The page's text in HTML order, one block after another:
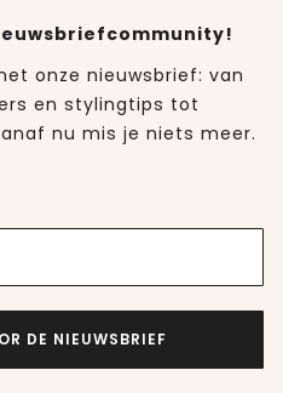
onze nieuwsbrief: van
en stylingtips tot
nu mis je niets meer.
DE NIEUWSBRIEF